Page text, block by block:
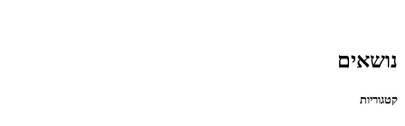
נושאים
קטגוריות